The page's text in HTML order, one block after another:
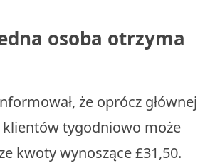
osoba otrzyma
że oprócz głównej
tygodniowo może
kwoty wynoszące £31,50.